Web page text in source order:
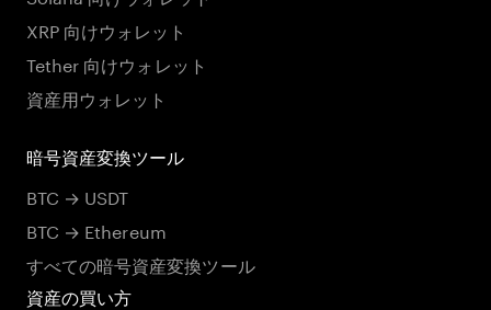
XRP 向けウォレット
Tether 向けウォレット
資産用ウォレット
暗号資産変換ツール
BTC → USDT
BTC → Ethereum
すべての暗号資産変換ツール
資産の買い方